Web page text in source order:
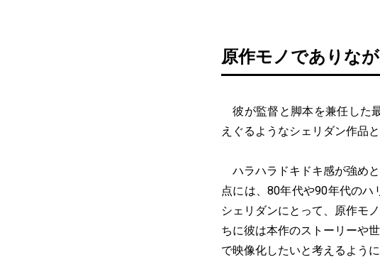
原作モノでありな
彼が監督と脚本を兼任した
えぐるようなシェリダン作品
ハラハラドキドキ感が強め
点には、80年代や90年代の
シェリダンにとって、原作モ
ちに彼は本作のストーリーや
で映像化したいと考えるように